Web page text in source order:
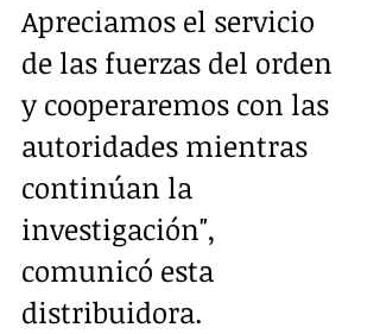
Apreciamos el servicio
de las fuerzas del orden
y cooperaremos con las
autoridades mientras
continúan la
investigación",
comunicó esta
distribuidora.